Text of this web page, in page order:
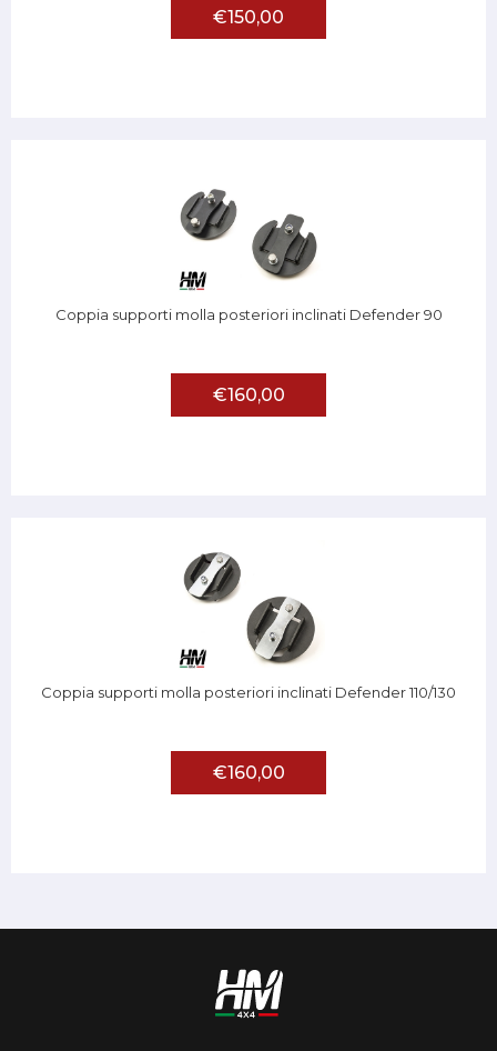
€150,00
Coppia supporti molla posteriori inclinati Defender 90
€160,00
Coppia supporti molla posteriori inclinati Defender 110/130
€160,00